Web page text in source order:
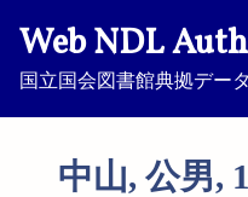
Web NDL
国立国会図書館典拠デー
中山, 公男,